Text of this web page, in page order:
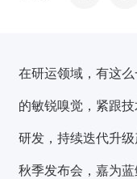
在研运领域，有这
的敏锐嗅觉，紧跟
研发，持续迭代升
秋季发布会，嘉为